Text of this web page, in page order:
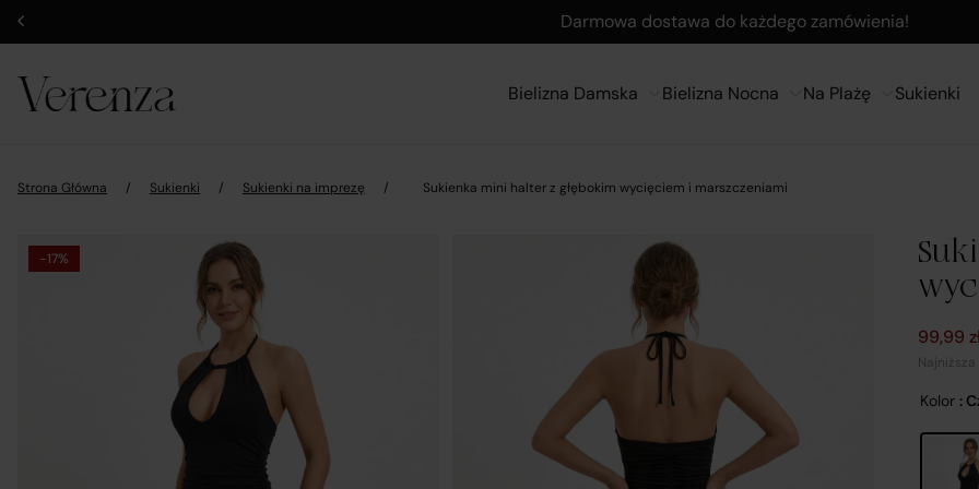
Darmowa dostawa do każdego zamówienia!
Bielizna Damska Bielizna Nocna Na Plażę Sukienki
Strona Główna / Sukienki / Sukienki na imprezę / Sukienka mini halter z głębokim wycięciem i marszczeniami
-17%
99,99
Kolor :